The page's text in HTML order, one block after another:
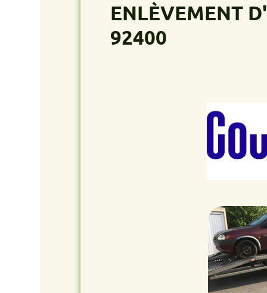
ENLÈVEMENT
92400